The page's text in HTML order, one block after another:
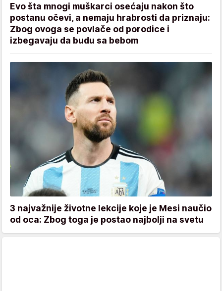
Evo šta mnogi muškarci osećaju nakon što
postanu očevi, a nemaju hrabrosti da priznaju:
Zbog ovoga se povlače od porodice i
izbegavaju da budu sa bebom
3 najvažnije životne lekcije koje je Mesi naučio
od oca: Zbog toga je postao najbolji na svetu